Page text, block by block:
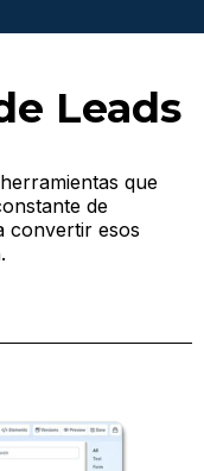
Leads
que
de
convertir esos